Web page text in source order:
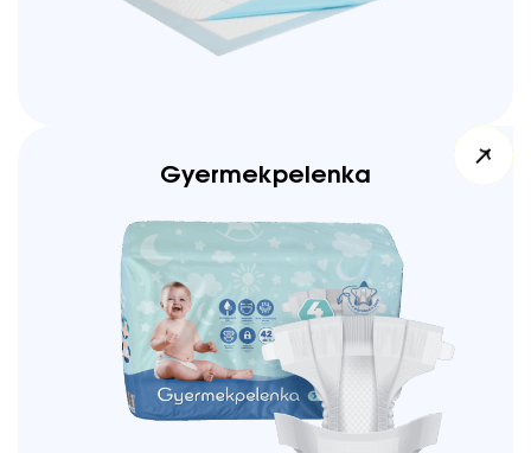
Gyermekpelenka